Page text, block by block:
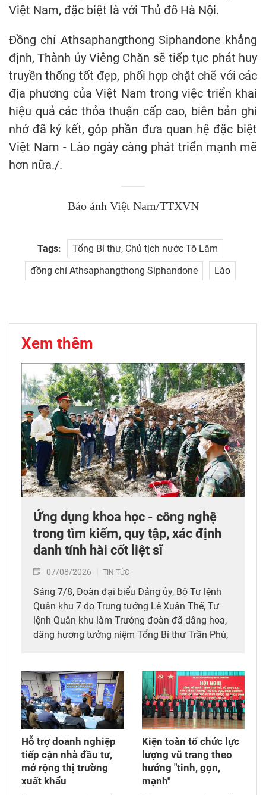
Việt Nam, đặc biệt là với Thủ đô Hà Nội.
Đồng chí Athsaphangthong Siphandone khẳng
định, Thành ủy Viêng Chăn sẽ tiếp tục phát huy
truyền thống tốt đẹp, phối hợp chặt chẽ với các
địa phương của Việt Nam trong việc triển khai
hiệu quả các thỏa thuận cấp cao, biên bản ghi
nhớ đã ký kết, góp phần đưa quan hệ đặc biệt
Việt Nam - Lào ngày càng phát triển mạnh mẽ
hơn nữa./.
Báo ảnh Việt Nam/TTXVN
Tags:
Tổng Bí thư, Chủ tịch nước Tô Lâm
đồng chí Athsaphangthong Siphandone
Lào
Xem thêm
Ứng dụng khoa học - công nghệ
trong tìm kiếm, quy tập, xác định
danh tính hài cốt liệt sĩ
07/08/2026 TIN TỨC
Sáng 7/8, Đoàn đại biểu Đảng ủy, Bộ Tư lệnh
Quân khu 7 do Trung tướng Lê Xuân Thế, Tư
lệnh Quân khu làm Trưởng đoàn đã dâng hoa,
dâng hương tưởng niệm Tổng Bí thư Trần Phú,
liệt sĩ và xác minh thông tin hài cốt liệt sĩ tại
Công viên Lê Thị Riêng, phường Hòa Hưng,
Thành phố Hồ Chí Minh.
Hỗ trợ doanh nghiệp
tiếp cận nhà đầu tư,
mở rộng thị trường
xuất khẩu
Kiện toàn tổ chức lực
lượng vũ trang theo
hướng "tinh, gọn,
mạnh"